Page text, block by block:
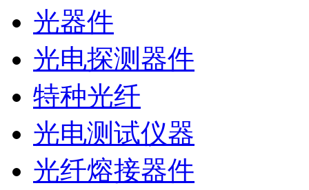
光器件
光电探测器件
特种光纤
光电测试仪器
光纤熔接器件